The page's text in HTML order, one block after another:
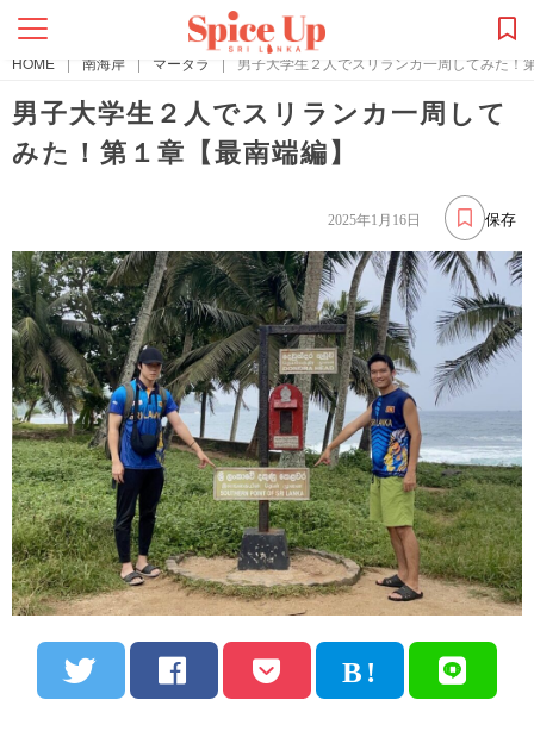
HOME | 南海岸 | マータラ | 男子大学生２人でスリランカ一周してみた！
男子大学生２人でスリランカ一周して
みた！第１章【最南端編】
保存
2025年1月16日